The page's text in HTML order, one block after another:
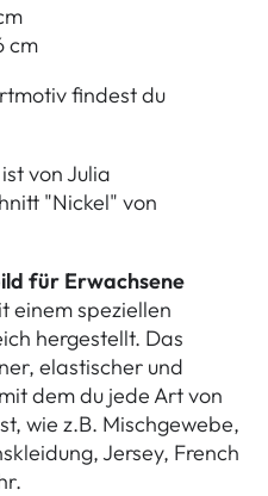
cm
findest du
von Julia
"Nickel" von
für Erwachsene
einem speziellen
hergestellt. Das
elastischer und
dem du jede Art von
wie z.B. Mischgewebe,
Jersey, French